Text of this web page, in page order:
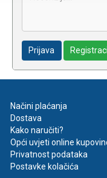
Prijava
Načini plaćanja
Dostava
Kako naručiti?
Opći uvjeti online
Privatnost podataka
Postavke kolačića